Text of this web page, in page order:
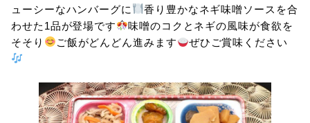
ューシーなハンバーグに
香り豊かなネギ味噌ソースを合
わせた1品が登場です
味噌のコクとネギの風味が食欲を
そそり
ご飯がどんどん進みます ぜひご賞味ください